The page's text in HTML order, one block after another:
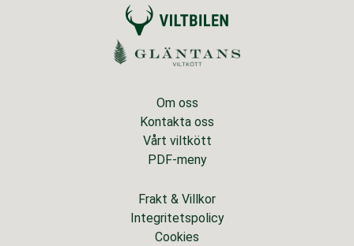
Om oss
Kontakta oss
Vårt viltkött
PDF-meny
Frakt & Villkor
Integritetspolicy
Cookies